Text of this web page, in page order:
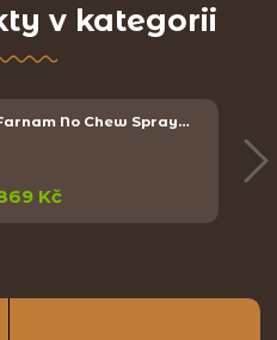
v kategorii
No Chew Spray…
Kč